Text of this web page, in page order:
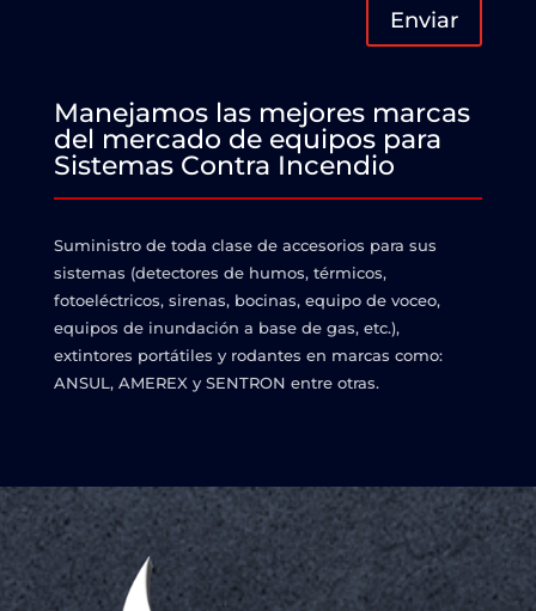
Enviar
Manejamos las mejores marcas
del mercado de equipos para
Sistemas Contra Incendio
Suministro de toda clase de accesorios para sus
sistemas (detectores de humos, térmicos,
fotoeléctricos, sirenas, bocinas, equipo de voceo,
equipos de inundación a base de gas, etc.),
extintores portátiles y rodantes en marcas como:
ANSUL, AMEREX y SENTRON entre otras.